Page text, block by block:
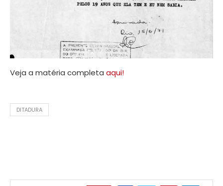
Veja a matéria completa aqui!
DITADURA